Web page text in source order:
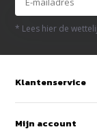
* Lees hier de
Klantenservice
Mijn account